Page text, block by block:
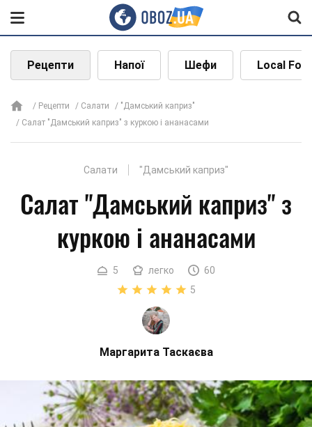
Рецепти Напої Шефи Local
Рецепти Салати
"Дамський каприз"
Салат "Дамський каприз" з куркою і ананасами
Салати "Дамський каприз"
Салат "Дамський каприз" з
куркою і ананасами
5 легко
60
5
Маргарита Таскаєва